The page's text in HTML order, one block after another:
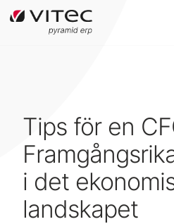
Tips för en
i det
landskapet